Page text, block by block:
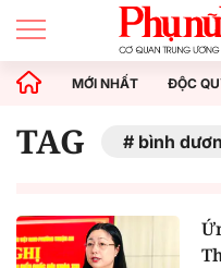
MỚI NHẤT ĐỘC
TAG bình